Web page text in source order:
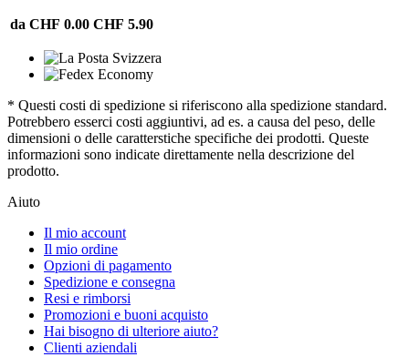
da CHF 0.00 CHF 5.90
* Questi costi di spedizione si riferiscono alla spedizione standard.
Potrebbero esserci costi aggiuntivi, ad es. a causa del peso, delle
dimensioni o delle caratterstiche specifiche dei prodotti. Queste
informazioni sono indicate direttamente nella descrizione del
prodotto.
Aiuto
Il mio account
Il mio ordine
Opzioni di pagamento
Spedizione e consegna
Resi e rimborsi
Promozioni e buoni acquisto
Hai bisogno di ulteriore aiuto?
Clienti aziendali